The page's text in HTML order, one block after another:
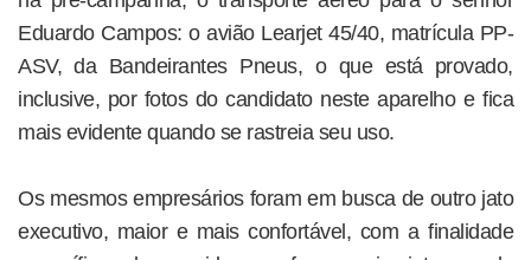
Eduardo Campos: o avião Learjet 45/40, matrícula PP-
ASV, da Bandeirantes Pneus, o que está provado,
inclusive, por fotos do candidato neste aparelho e fica
mais evidente quando se rastreia seu uso.
Os mesmos empresários foram em busca de outro jato
executivo, maior e mais confortável, com a finalidade